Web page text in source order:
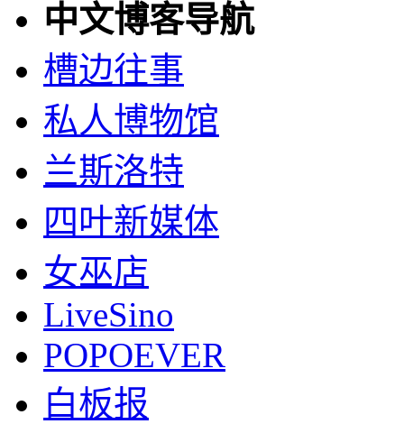
中文博客导航
槽边往事
私人博物馆
兰斯洛特
四叶新媒体
女巫店
LiveSino
POPOEVER
白板报